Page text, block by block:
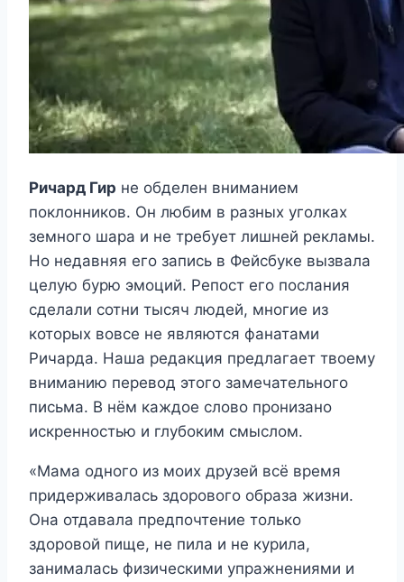
Ричард Гир не обделен вниманием
поклонников. Он любим в разных уголках
земного шара и не требует лишней рекламы.
Но недавняя его запись в Фейсбуке вызвала
целую бурю эмоций. Репост его послания
сделали сотни тысяч людей, многие из
которых вовсе не являются фанатами
Ричарда. Наша редакция предлагает твоему
вниманию перевод этого замечательного
письма. В нём каждое слово пронизано
искренностью и глубоким смыслом.
«Мама одного из моих друзей всё время
придерживалась здорового образа жизни.
Она отдавала предпочтение только
здоровой пище, не пила и не курила,
занималась физическими упражнениями и